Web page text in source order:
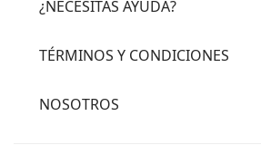
¿NECESITAS AYUDA?
TÉRMINOS Y CONDICIONES
NOSOTROS